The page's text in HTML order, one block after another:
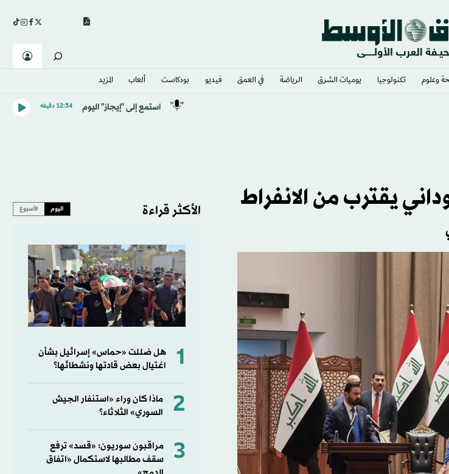
وعلوم تكنولوجيا يوميات الشرق​ الرياضة في العمق فيديو بودكاست ألعاب المزيد
استمع إلى "إيجاز" اليوم 12:34 دقيقه
يقترب من الانفراط الأكثر قراءة اليوم الأسبوع
1
هل ضللت «حماس» إسرائيل بشأن
اغتيال بعض قادتها ونشطائها؟
2
ماذا كان وراء «استنفار الجيش
السوري» الثلاثاء؟
3
مراقبون سوريون: «قسد» ترفع
سقف مطالبها لاستكمال «اتفاق